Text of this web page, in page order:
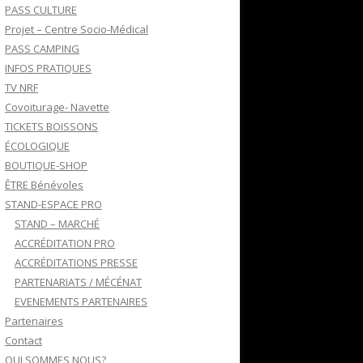
PASS CULTURE
Projet – Centre Socio-Médical
PASS CAMPING
INFOS PRATIQUES
TV NRF
Covoiturage- Navette
TICKETS BOISSONS
ÉCOLOGIQUE
BOUTIQUE-SHOP
ÊTRE Bénévoles
STAND-ESPACE PRO
STAND – MARCHÉ
ACCRÉDITATION PRO
ACCRÉDITATIONS PRESSE
PARTENARIATS / MÉCÉNAT
EVENEMENTS PARTENAIRES
Partenaires
Contact
QUI SOMMES NOUS?